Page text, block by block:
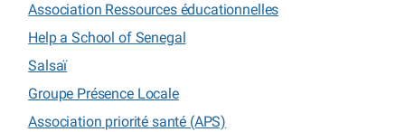
Association Ressources éducationnelles
Help a School of Senegal
Salsaï
Groupe Présence Locale
Association priorité santé (APS)